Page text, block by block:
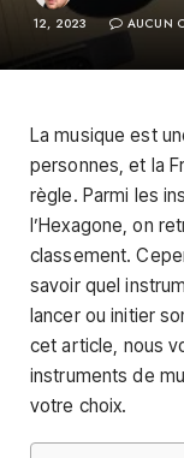
12, 2023
AUCUN
La musique est
personnes, et la
règle. Parmi les
l’Hexagone, on
classement.
savoir quel
lancer ou initier
cet article, nous
instruments de
votre choix.